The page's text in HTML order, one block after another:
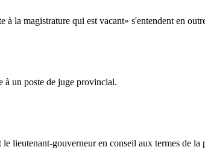
la magistrature qui est vacant» s'entendent en
à un poste de juge provincial.
lieutenant-gouverneur en conseil aux termes de